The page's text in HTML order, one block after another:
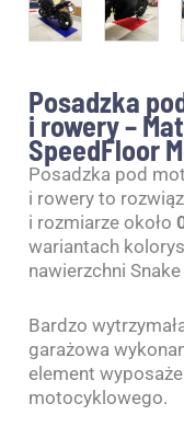
Posadzka
i rowery –
SpeedFloor
Posadzka pod
i rowery to
i rozmiarze około
wariantach
nawierzchni
Bardzo
garażowa
element
motocyklowego.